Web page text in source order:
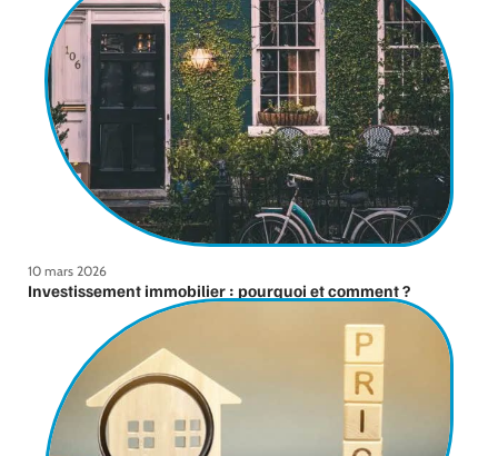
10 mars 2026
Investissement immobilier : pourquoi et comment ?